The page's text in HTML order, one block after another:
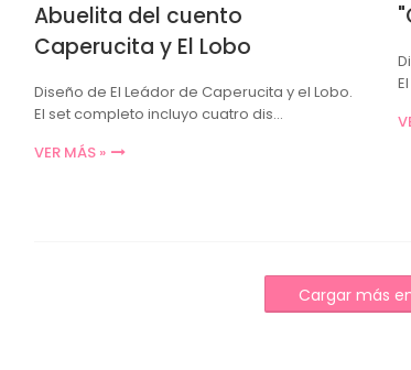
Abuelita del cuento
Caperucita y El Lobo
Diseño de El Leádor de Caperucita y el Lobo.
El set completo incluyo cuatro dis…
VER MÁS »
Cargar más